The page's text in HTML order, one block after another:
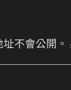
不會公開。